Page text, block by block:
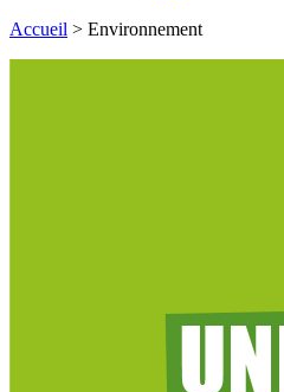
Accueil > Environnement